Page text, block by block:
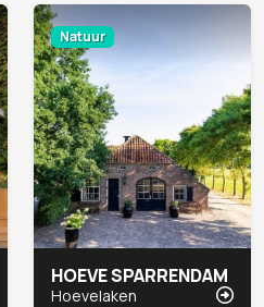
Natuur
HOEVE SPARRENDAM
Hoevelaken